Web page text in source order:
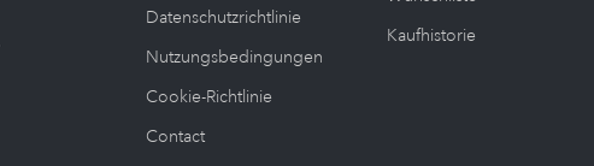
Datenschutzrichtlinie
Nutzungsbedingungen
Cookie-Richtlinie
Contact
Kaufhistorie